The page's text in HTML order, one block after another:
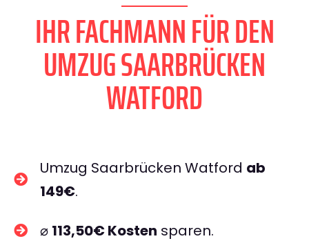
IHR FACHMANN FÜR DEN
UMZUG SAARBRÜCKEN
WATFORD
Umzug Saarbrücken Watford ab
149€.
⌀ 113,50€ Kosten sparen.